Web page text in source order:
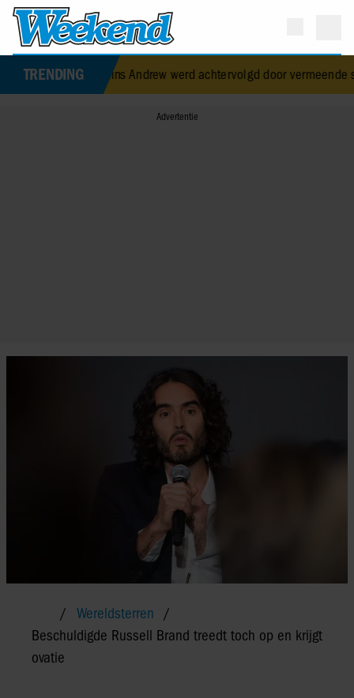
TRENDING
prins Andrew werd achtervolgd door vermeende stalker met
Wereldsterren
Beschuldigde Russell Brand treedt toch op en krijgt
ovatie